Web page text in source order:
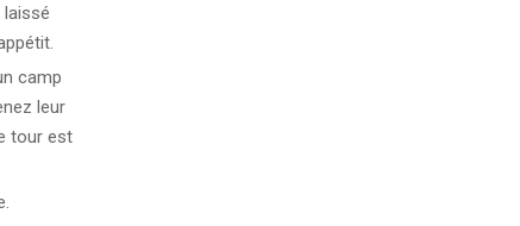
laissé
camp
leur
tour est